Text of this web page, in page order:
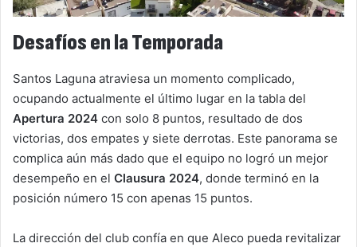
Desafíos en la Temporada
Santos Laguna atraviesa un momento complicado,
ocupando actualmente el último lugar en la tabla del
Apertura 2024 con solo 8 puntos, resultado de dos
victorias, dos empates y siete derrotas. Este panorama se
complica aún más dado que el equipo no logró un mejor
desempeño en el Clausura 2024, donde terminó en la
posición número 15 con apenas 15 puntos.
La dirección del club confía en que Aleco pueda revitalizar